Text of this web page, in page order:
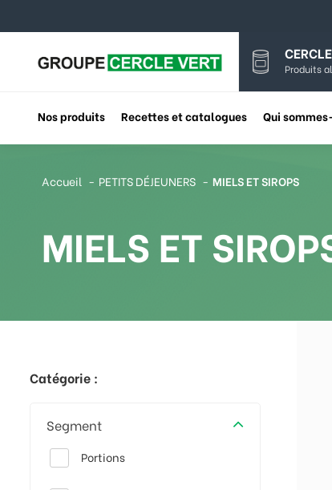
Produits
Nos produits Recettes et catalogues Qui
Accueil PETITS DÉJEUNERS MIELS ET SIROPS
MIELS ET
Catégorie :
Segment
Portions